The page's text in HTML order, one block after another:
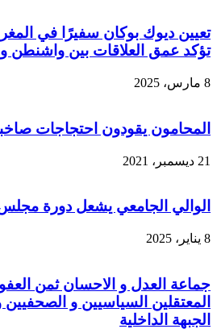
تعيين ديوك بوكان سفيرًا في
تؤكد عمق العلاقات بين واشنطن
8 مارس، 2025
المحامون يقودون احتجاجات
21 ديسمبر، 2021
الوالي الجامعي يشعل دورة
8 يناير، 2025
جماعة العدل و الاحسان ثمن
المعتقلين السياسيين و الصحفيين
الجبهة الداخلية